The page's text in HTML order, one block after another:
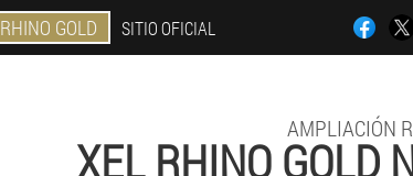
RHINO GOLD SITIO OFICIAL
AMPLIACIÓN
XEL RHINO GOLD